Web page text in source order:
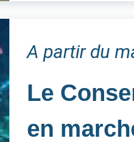
A partir du
Le
en